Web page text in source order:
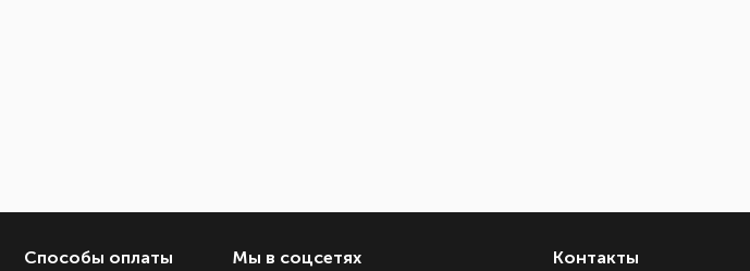
Способы оплаты Мы в соцсетях Контакты